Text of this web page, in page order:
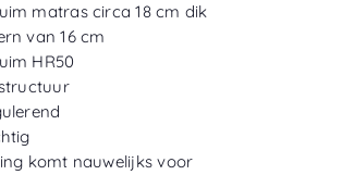
matras circa 18 cm dik
van 16 cm
HR50
komt nauwelijks voor